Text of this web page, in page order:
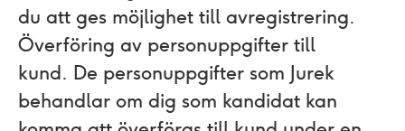
du att ges möjlighet till avregistrering.
Överföring av personuppgifter till
kund. De personuppgifter som Jurek
behandlar om dig som kandidat kan